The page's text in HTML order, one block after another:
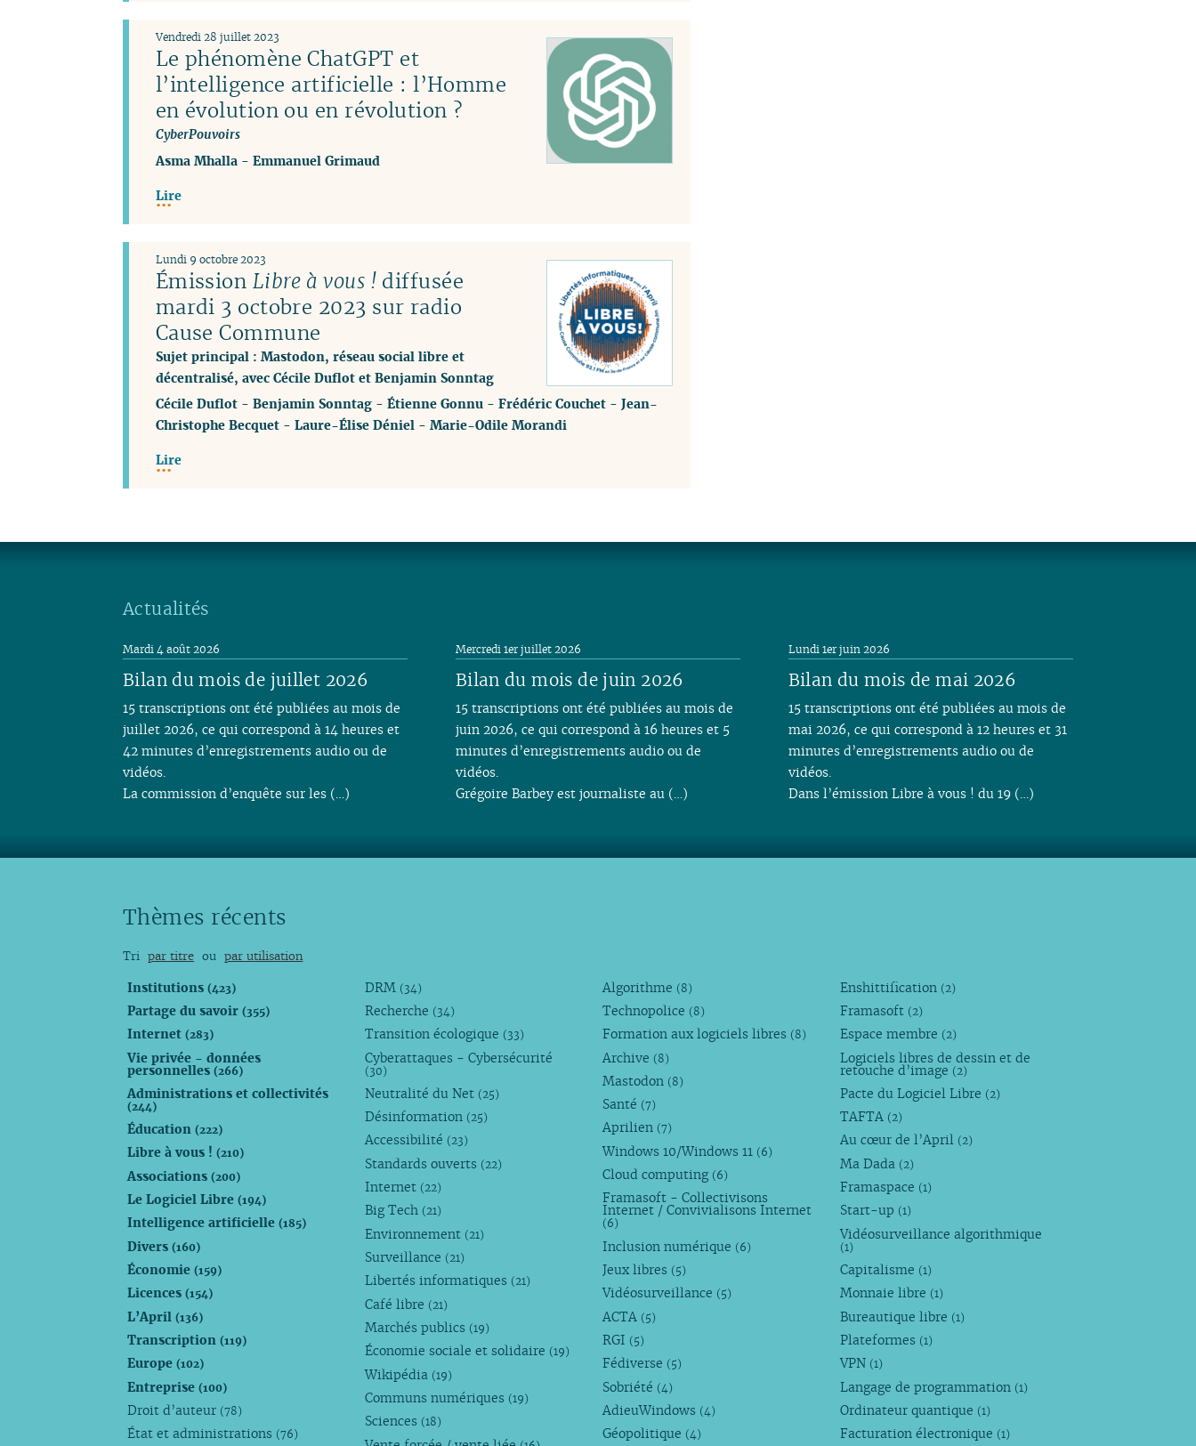
Le phénomène ChatGPT et
l’intelligence artificielle : l’Homme
en évolution ou en révolution ?
CyberPouvoirs
Vendredi 28 juillet 2023
Asma Mhalla- Emmanuel Grimaud
Lire
Émission Libre à vous !diffusée
mardi 3 octobre 2023 sur radio
Cause Commune
Sujet principal : Mastodon, réseau social libre et
décentralisé, avec Cécile Duflot et Benjamin Sonntag
Lundi 9 octobre 2023
Cécile Duflot- Benjamin Sonntag- Étienne Gonnu- Frédéric Couchet- Jean-
Christophe Becquet- Laure-Élise Déniel- Marie-Odile Morandi
Lire
Actualités
Bilan du mois de juillet 2026
Mardi 4 août 2026
15 transcriptions ont été publiées au mois de
juillet 2026, ce qui correspond à 14 heures et
42 minutes d’enregistrements audio ou de
vidéos.
La commission d’enquête sur les (…)
Bilan du mois de juin 2026
Mercredi 1er juillet 2026
15 transcriptions ont été publiées au mois de
juin 2026, ce qui correspond à 16 heures et 5
minutes d’enregistrements audio ou de
vidéos.
Grégoire Barbey est journaliste au (…)
Bilan du mois de mai 2026
Lundi 1er juin 2026
15 transcriptions ont été publiées au mois de
mai 2026, ce qui correspond à 12 heures et 31
minutes d’enregistrements audio ou de
vidéos.
Dans l’émission Libre à vous ! du 19 (…)
Thèmes récents
Tri par titre ou par utilisation
Institutions(423)
Partage du savoir(355)
Internet(283)
Vie privée - données
personnelles(266)
Administrations et collectivités
(244)
Éducation(222)
Libre à vous !(210)
Associations(200)
Le Logiciel Libre(194)
Intelligence artificielle(185)
Divers(160)
Économie(159)
Licences(154)
L’April(136)
Transcription(119)
Europe(102)
Entreprise(100)
Droit d’auteur (78)
État et administrations (76)
DRM (34)
Recherche (34)
Transition écologique (33)
Cyberattaques - Cybersécurité
(30)
Neutralité du Net (25)
Désinformation (25)
Accessibilité (23)
Standards ouverts (22)
Internet (22)
Big Tech (21)
Environnement (21)
Surveillance (21)
Libertés informatiques (21)
Café libre (21)
Marchés publics (19)
Économie sociale et solidaire (19)
Wikipédia (19)
Communs numériques (19)
Sciences (18)
Algorithme (8)
Technopolice (8)
Formation aux logiciels libres (8)
Archive (8)
Mastodon (8)
Santé (7)
Aprilien (7)
Windows 10/Windows 11 (6)
Cloud computing (6)
Framasoft - Collectivisons
Internet / Convivialisons Internet
(6)
Inclusion numérique (6)
Jeux libres (5)
Vidéosurveillance (5)
ACTA (5)
RGI (5)
Fédiverse (5)
Sobriété (4)
AdieuWindows (4)
Géopolitique (4)
Enshittification (2)
Framasoft (2)
Espace membre (2)
Logiciels libres de dessin et de
retouche d’image (2)
Pacte du Logiciel Libre (2)
TAFTA (2)
Au cœur de l’April (2)
Ma Dada (2)
Framaspace (1)
Start-up (1)
Vidéosurveillance algorithmique
(1)
Capitalisme (1)
Monnaie libre (1)
Bureautique libre (1)
Plateformes (1)
VPN (1)
Langage de programmation (1)
Ordinateur quantique (1)
Facturation électronique (1)